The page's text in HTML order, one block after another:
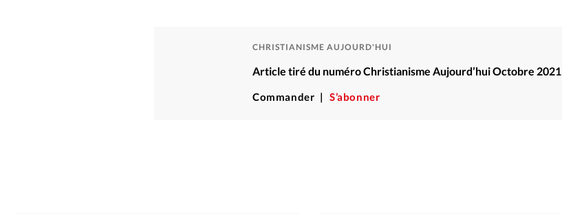
CHRISTIANISME AUJOURD'HUI
Article tiré du numéro Christianisme Aujourd’hui Octobre 2021
Commander S’abonner